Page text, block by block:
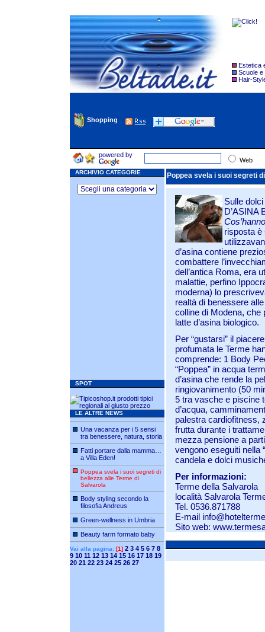
Estetica
Scuole e
Hair-
Shopping
powered by
Web
ARCHIVIO CATEGORIE
SPOT
LE ALTRE NEWS
Una vacanza per i 5 sensi
tra benessere, natura, storia
Fatti portare dalla mamma…
a Villa Eden!
Poppea svela i suoi segreti di
bellezza alle Terme di
Salvarola
Body styling secondo la
filosofia Andreus
Green-wellness in Umbria
Beauty farm formato baby
Vai alla pagina: [1] 2 3 4 5 6 7 8
9 10 11 12 13 14 15 16 17 18 19
20 21 22 23 24 25 26 27
Poppea svela i suoi segreti
Sulle
D’ASINA
risposta è
d’asina contiene
combattere
dell’antica Roma, era
malattie, perfino
moderna) lo
realtà di benessere
colline di Modena, che
latte d’asina biologico.
Per “gustarsi” il
profumata le Terme
comprende: 1 Body
“Poppea” in acqua
d’asina che rende la
ringiovanimento (50
5 tra vasche e piscine
d’acqua,
palestra cardiofitness,
frutta durante i
mezza pensione a
vengono eseguiti nella
candela e dolci
Per informazioni:
Terme della Salvarola
località Salvarola
Tel. 0536.871788
E-mail
Sito web: